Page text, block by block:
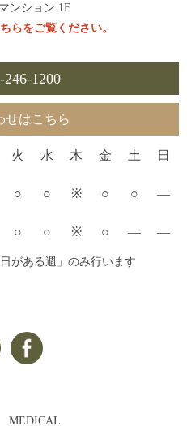
ンション 1F
らをご覧ください。
246-1200
せはこちら
火 水 木 金 土 日
○ ○ ※ ○ ○ —
○ ○ ※ ○ — —
がある週」のみ行います
MEDICAL